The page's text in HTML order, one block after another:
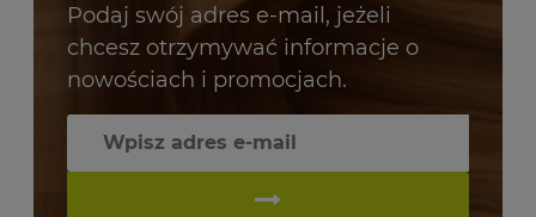
Podaj swój adres e-mail, jeżeli
chcesz otrzymywać informacje o
nowościach i promocjach.